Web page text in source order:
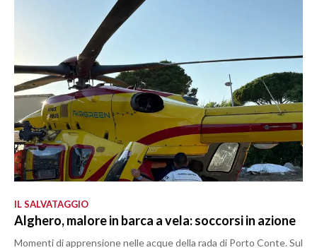
IL SALVATAGGIO
Alghero, malore in barca a vela: soccorsi in azione
Momenti di apprensione nelle acque della rada di Porto Conte. Sul